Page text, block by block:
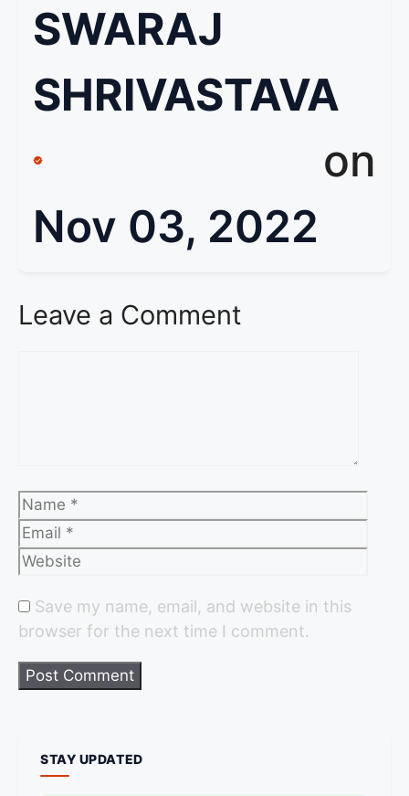
SWARAJ
SHRIVASTAVA
on
Nov 03, 2022
Leave a Comment
Save my name, email, and website in this
browser for the next time I comment.
STAY UPDATED